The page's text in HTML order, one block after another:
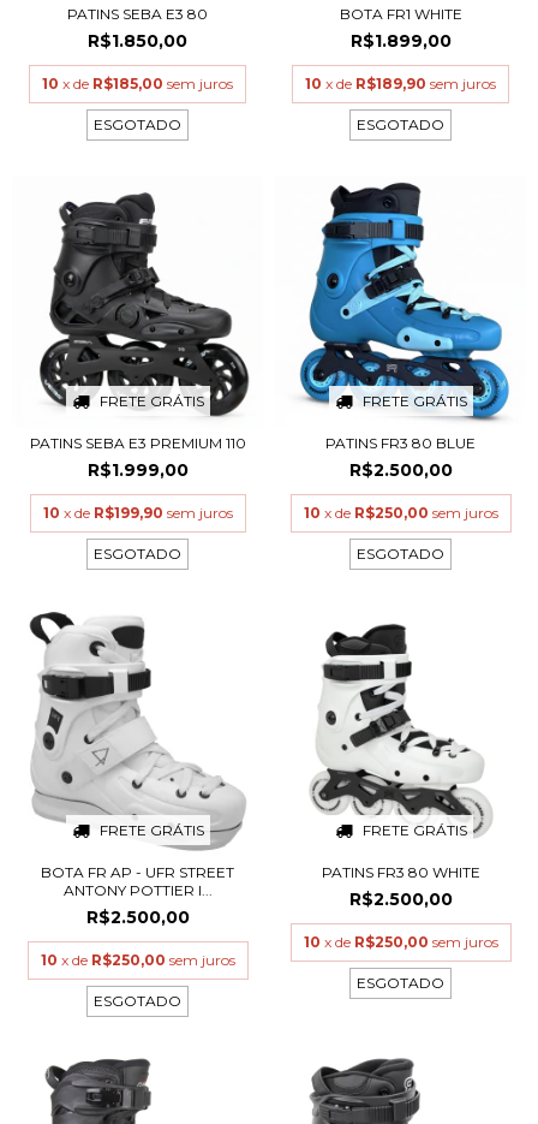
PATINS SEBA E3 80
R$1.850,00
10 x de R$185,00 sem juros
ESGOTADO
BOTA FR1 WHITE
R$1.899,00
10 x de R$189,90 sem juros
ESGOTADO
FRETE GRÁTIS
PATINS SEBA E3 PREMIUM 110
R$1.999,00
10 x de R$199,90 sem juros
ESGOTADO
FRETE GRÁTIS
PATINS FR3 80 BLUE
R$2.500,00
10 x de R$250,00 sem juros
ESGOTADO
FRETE GRÁTIS
BOTA FR AP - UFR STREET
ANTONY POTTIER I...
R$2.500,00
10 x de R$250,00 sem juros
ESGOTADO
FRETE GRÁTIS
PATINS FR3 80 WHITE
R$2.500,00
10 x de R$250,00 sem juros
ESGOTADO